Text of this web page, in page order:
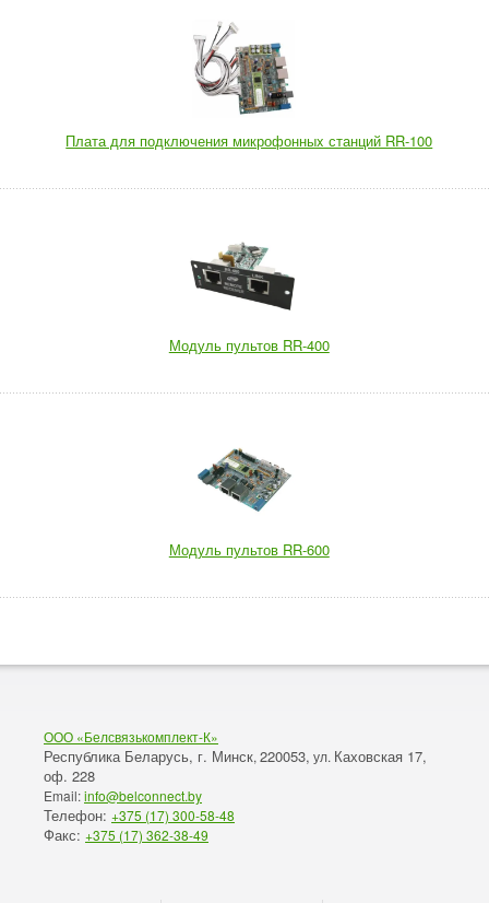
Плата для подключения микрофонныx станций RR-100
Модуль пультов RR-400
Модуль пультов RR-600
ООО «Белсвязькомплект-К»
Республика Беларусь, г. Минск, 220053, ул. Каховская 17,
оф. 228
Email:info@belconnect.by
Телефон: +375 (17) 300-58-48
Факс: +375 (17) 362-38-49